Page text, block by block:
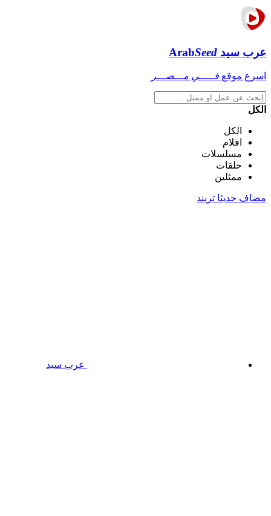
عرب سيد ArabSeed
اسرع موقع فـــــي مـــصـــر
الكل
الكل
افلام
مسلسلات
حلقات
ممثلين
مضاف حديثا تريند
عرب سيد